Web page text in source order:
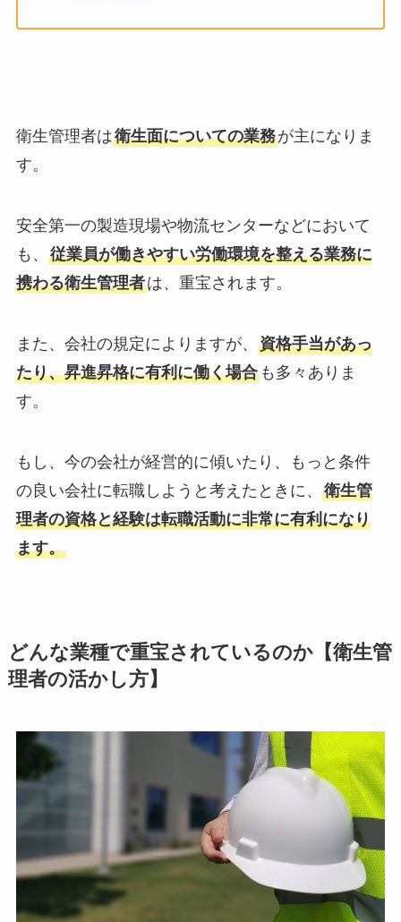
衛生管理者は衛生面についての業務が主になりま
す。
安全第一の製造現場や物流センターなどにおいて
も、 従業員が働きやすい労働環境を整える業務に
携わる衛生管理者は、重宝されます。
また、会社の規定によりますが、 資格手当があっ
たり、昇進昇格に有利に働く場合も多々ありま
す。
もし、今の会社が経営的に傾いたり、もっと条件
の良い会社に転職しようと考えたとき に、 衛生管
理者の資格と経験は転職活動に非常に有利になり
ます。
どんな業種で重宝されているのか【衛生管
理者の活かし方】